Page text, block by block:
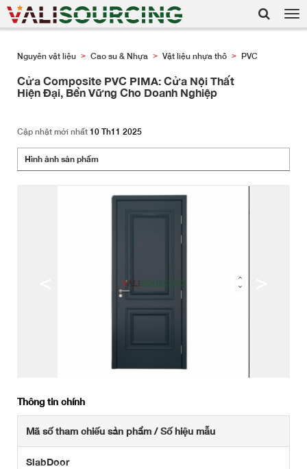
Nguyên vật liệu > Cao su & Nhựa > Vật liệu nhựa thô > PVC
Cửa Composite PVC PIMA: Cửa Nội Thất
Hiện Đại, Bền Vững Cho Doanh Nghiệp
Cập nhật mới nhất 10 Th11 2025
Hình ảnh sản phẩm
Thông tin chính
Mã số tham chiếu sản phẩm / Số hiệu mẫu
SlabDoor